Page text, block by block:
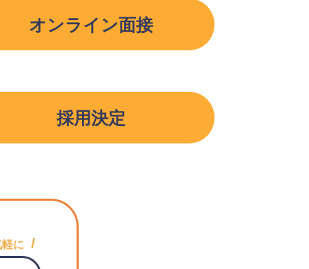
オンライン面接
採用決定
に /